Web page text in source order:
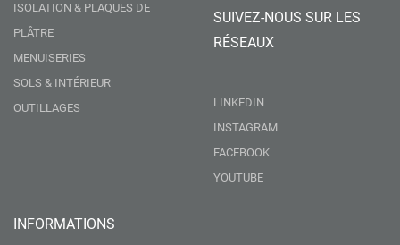
ISOLATION & PLAQUES DE
PLÂTRE
MENUISERIES
SOLS & INTÉRIEUR
OUTILLAGES
SUIVEZ-NOUS SUR LES
RÉSEAUX
LINKEDIN
INSTAGRAM
FACEBOOK
YOUTUBE
INFORMATIONS